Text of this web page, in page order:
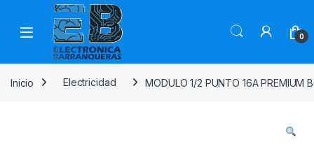
0
Inicio Electricidad MODULO 1/2 PUNTO 16A PREMIUM